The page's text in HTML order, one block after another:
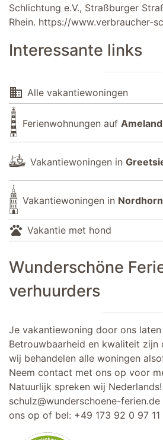
Schlichtung e.V., Straßburger
Rhein. https://www.verbraucher-
Interessante links
domain Alle vakantiewoningen
Ferienwohnungen auf Ameland
Vakantiewoningen in
Vakantiewoningen in Nordhorn
pets Vakantie met hond
Wunderschöne
verhuurders
Je vakantiewoning door ons laten
Betrouwbaarheid en kwaliteit zijn
wij behandelen alle woningen
Neem contact met ons op voor
Natuurlijk spreken wij Nederlands!
schulz@wunderschoene-ferien.de
ons op of bel: +49 173 92 0 97 11